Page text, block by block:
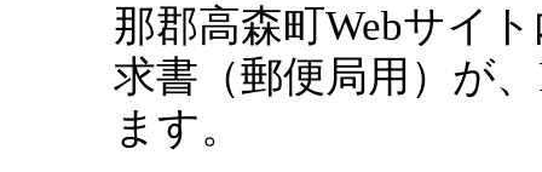
那郡高森町Webサイ
求書（郵便局用）が
ます。